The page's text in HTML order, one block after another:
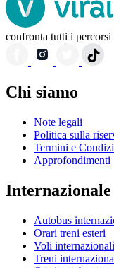
confronta tutti i
Chi siamo
Note legali
Politica sulla
Termini e
Approfondimenti
Internazionale
Autobus
Orari treni esteri
Voli internazionali
Treni